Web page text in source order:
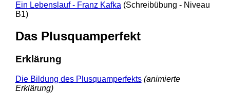
Ein Lebenslauf - Franz Kafka (Schreibübung - Niveau
B1)
Das Plusquamperfekt
Erklärung
Die Bildung des Plusquamperfekts (animierte
Erklärung)